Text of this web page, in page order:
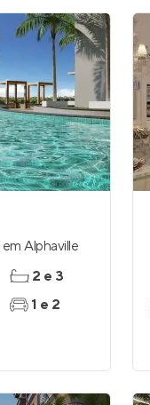
em Alphaville
2 e 3
1 e 2